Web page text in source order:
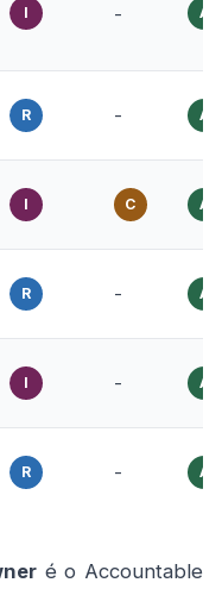
I - A
R - A
I C A
R - A
I - A
R - A
é o Accountable